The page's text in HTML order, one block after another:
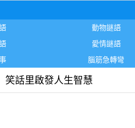
動物謎語
愛情謎語
腦筋急轉彎
笑話里啟發人生智慧